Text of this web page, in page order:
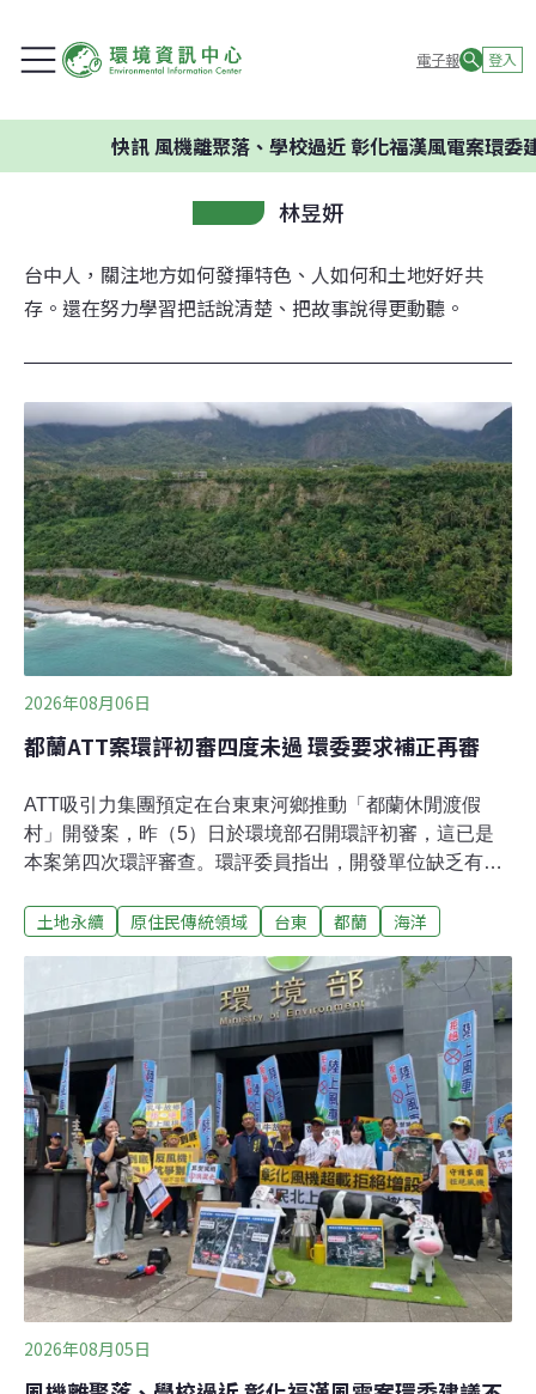
電子報 登入
風機離聚落、學校過近 彰化福漢風電案環委建議不應開
林昱妍
台中人，關注地方如何發揮特色、人如何和土地好好共
存。還在努力學習把話說清楚、把故事說得更動聽。
2026年08月06日
都蘭ATT案環評初審四度未過 環委要求補正再審
ATT吸引力集團預定在台東東河鄉推動「都蘭休閒渡假
村」開發案，昨（5）日於環境部召開環評初審，這已是
本案第四次環評審查。環評委員指出，開發單位缺乏有力
組最終要求補正再審。地方盼就業、族人憂架空 民團質疑
休閒渡假村開發計畫」第四次初審會議，本案計畫於台東
縣東河鄉設置休閒渡假村，基地面積約6.88公頃，位於東
部海岸國家風景區，緊鄰加母子灣與新橋遺址、奇觀遺址
與五線IV遺址。渡假村包含七棟6層樓的大樓及18棟豪華
別墅，預計引進約520名遊客。都蘭（’Etolan）部落頭目
徐寬平表示，因為部落也有正面的意見，他希望開發商能
夠多與部落溝通，讓地方經濟得到提升，「部落原本就應
該要進步與發展。」現場也有其他東河鄉居民支持開發
案，認為能增加在地就業機會。且開發商曾表示將提供教
育訓練，讓當地人任職，能促進年輕
土地永續 原住民傳統領域 台東 都蘭 海洋
2026年08月05日